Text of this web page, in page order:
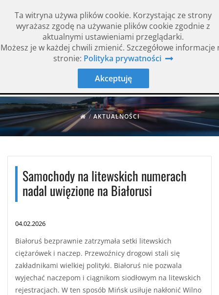
Rok założenia 1994 ISO 9001
/AKTUALNOŚCI
Samochody na litewskich numerach
nadal uwięzione na Białorusi
04.02.2026
Białoruś bezprawnie zatrzymała setki litewskich
ciężarówek i naczep. Przewoźnicy drogowi stali się
zakładnikami wielkiej polityki. Białoruś nie pozwala
wyjechać naczepom i ciągnikom siodłowym na litewskich
rejestracjach. W ten sposób Mińsk usiłuje nakłonić Wilno
Ta witryna używa plików cookie. Korzystając ze strony
wyrażasz zgodę na używanie plików cookie zgodnie z
aktualnymi ustawieniami przeglądarki.
Możesz je w każdej chwili zmienić. Szczegółowe informacje
stronie: Polityka prywatności
Akceptuję